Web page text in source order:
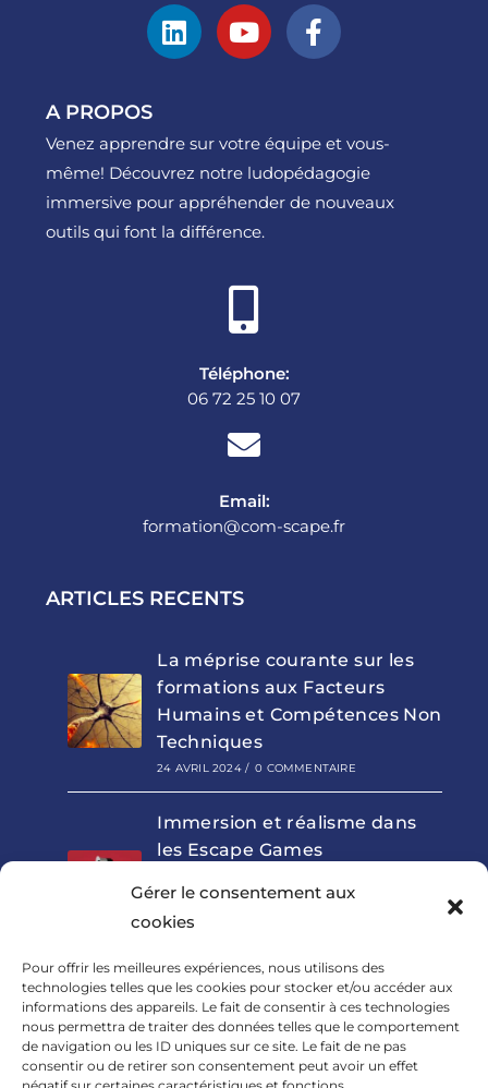
Gérer le consentement aux
cookies
Pour offrir les meilleures expériences, nous utilisons des
technologies telles que les cookies pour stocker et/ou accéder aux
informations des appareils. Le fait de consentir à ces technologies
nous permettra de traiter des données telles que le comportement
de navigation ou les ID uniques sur ce site. Le fait de ne pas
consentir ou de retirer son consentement peut avoir un effet
A PROPOS
Venez apprendre sur votre équipe et vous-
même! Découvrez notre ludopédagogie
immersive pour appréhender de nouveaux
outils qui font la différence.
Téléphone:
06 72 25 10 07
Email:
formation@com-scape.fr
ARTICLES RECENTS
La méprise courante sur les
formations aux Facteurs
Humains et Compétences Non
Techniques
24 AVRIL 2024 / 0 COMMENTAIRE
Immersion et réalisme dans
les Escape Games
la formation aux Facteurs
Humains
La communication au cœur
des soins médicaux :
comment prévenir les erreurs